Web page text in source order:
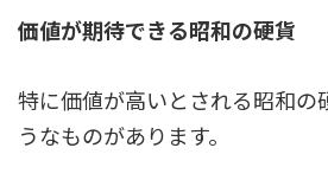
価値が期待できる昭和の硬貨
特に価値が高いとされる昭和の
うなものがあります。